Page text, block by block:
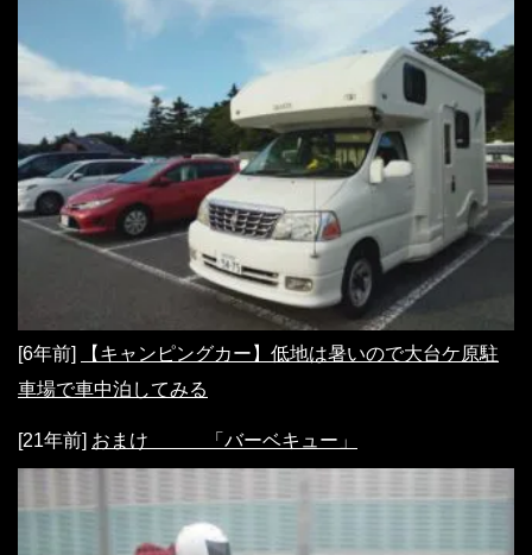
[6年前]
【キャンピングカー】低地は暑いので大台ケ原駐
車場で車中泊してみる
[21年前] おまけ 「バーベキュー」